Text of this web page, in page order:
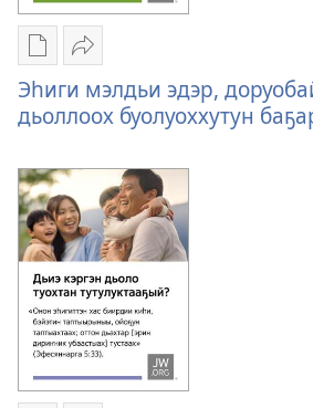
Публикациялар
электроннай
көрүҥнэрин
загрузкалара
Эһиги
мэлдьи
эдэр,
доруобай
уонна
дьоллоох
буолуоххутун
баҕарыа
этигит
дуо?
Үллэстии
Эһиги
мэлдьи
доруобай
уонна
дьоллоох
буолуоххутун
баҕарыа
этигит
дуо?
Эһиги мэлдьи эдэр,
дьоллоох буолуоххутун